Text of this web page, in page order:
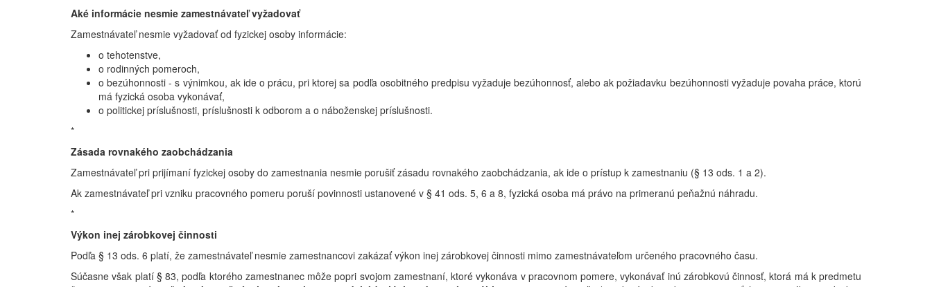
Aké informácie nesmie zamestnávateľ vyžadovať
Zamestnávateľ nesmie vyžadovať od fyzickej osoby informácie:
o tehotenstve,
o rodinných pomeroch,
o bezúhonnosti - s výnimkou, ak ide o prácu, pri ktorej sa podľa osobitného predpisu vyžaduje bezúhonnosť, alebo ak požiadavku bezúhonnosti vyžaduje povaha práce, ktorú
má fyzická osoba vykonávať,
o politickej príslušnosti, príslušnosti k odborom a o náboženskej príslušnosti.
*
Zásada rovnakého zaobchádzania
Zamestnávateľ pri prijímaní fyzickej osoby do zamestnania nesmie porušiť zásadu rovnakého zaobchádzania, ak ide o prístup k zamestnaniu (§ 13 ods. 1 a 2).
Ak zamestnávateľ pri vzniku pracovného pomeru poruší povinnosti ustanovené v § 41 ods. 5, 6 a 8, fyzická osoba má právo na primeranú peňažnú náhradu.
*
Výkon inej zárobkovej činnosti
Podľa § 13 ods. 6 platí, že zamestnávateľ nesmie zamestnancovi zakázať výkon inej zárobkovej činnosti mimo zamestnávateľom určeného pracovného času.
Súčasne však platí § 83, podľa ktorého zamestnanec môže popri svojom zamestnaní, ktoré vykonáva v pracovnom pomere, vykonávať inú zárobkovú činnosť, ktorá má k predmetu